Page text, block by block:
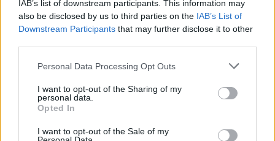
IAB’s list of downstream participants. This information may
also be disclosed by us to third parties on the IAB’s List of
Downstream Participants that may further disclose it to other
Personal Data Processing Opt Outs
I want to opt-out of the Sharing of my
personal data.
Opted In
I want to opt-out of the Sale of my
capacità di arginare la trasmissione. Ma ha
mantenuto intatta, anche verso le altre
Burioni è poi apparso sconcertato dal
mancato sfruttamento di un farmaco, a suo
dire molto efficace, come il Paxlovid. In pochi
lo conoscono, “perché è inspiegabilmente